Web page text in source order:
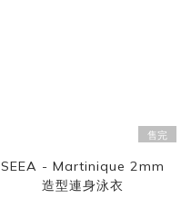
售完
SEEA - Martinique 2mm
造型連身泳衣